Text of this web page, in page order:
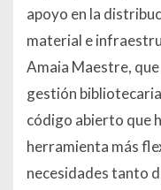
apoyo en la
material e
Amaia Maestre,
gestión
código abierto que
herramienta más
necesidades tanto